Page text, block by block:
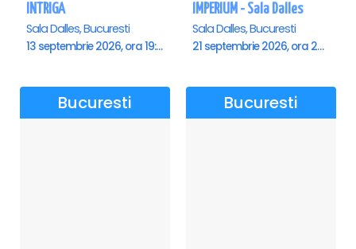
INTRIGA
Sala Dalles, Bucuresti
13 septembrie 2026, ora 19:00
IMPERIUM - Sala Dalles
Sala Dalles, Bucuresti
21 septembrie 2026, ora 20:00
Bucuresti Bucuresti